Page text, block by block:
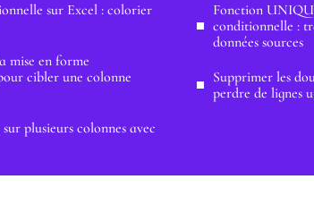
sur Excel : colorier
mise en forme
cibler une colonne
plusieurs colonnes avec
Fonction
conditionnelle :
données sources
Supprimer les
perdre de lignes